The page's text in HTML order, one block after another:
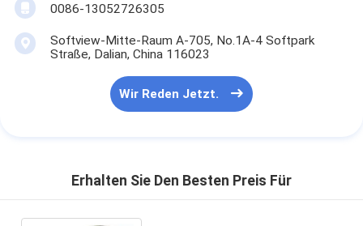
0086-13052726305
Softview-Mitte-Raum A-705, No.1A-4 Softpark
Straße, Dalian, China 116023
Wir Reden Jetzt.
Erhalten Sie Den Besten Preis Für